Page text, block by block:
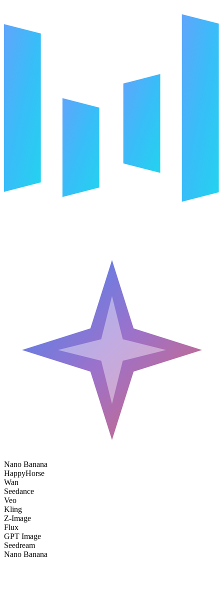
Nano Banana
HappyHorse
Wan
Seedance
Veo
Kling
Z-Image
Flux
GPT Image
Seedream
Nano Banana